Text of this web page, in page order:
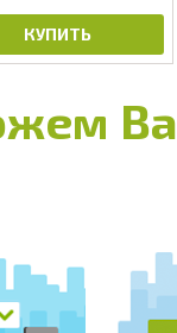
КУПИТЬ